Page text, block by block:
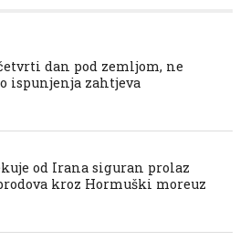
dan pod zemljom, ne
ispunjenja zahtjeva
od Irana siguran prolaz
kroz Hormuški moreuz